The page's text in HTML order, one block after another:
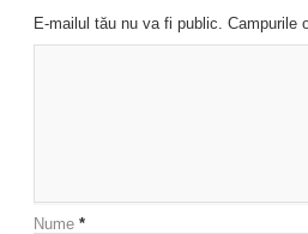
E-mailul tău nu va fi public. Campurile
Nume *